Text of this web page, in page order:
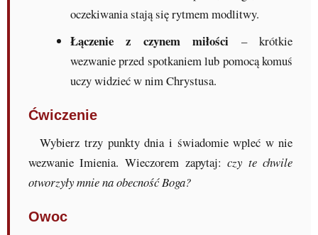
oczekiwania stają się rytmem modlitwy.
Łączenie z czynem miłości – krótkie
wezwanie przed spotkaniem lub pomocą komuś
uczy widzieć w nim Chrystusa.
Ćwiczenie
Wybierz trzy punkty dnia i świadomie wpleć w nie
wezwanie Imienia. Wieczorem zapytaj:czy te chwile
otworzyły mnie na obecność Boga?
Owoc